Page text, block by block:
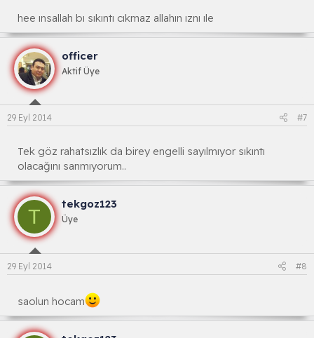
hee ınsallah bı sıkıntı cıkmaz allahın ıznı ıle
officer
Aktif Üye
29 Eyl 2014 #7
Tek göz rahatsızlık da birey engelli sayılmıyor sıkıntı
olacağını sanmıyorum..
T
tekgoz123
Üye
29 Eyl 2014 #8
saolun hocam